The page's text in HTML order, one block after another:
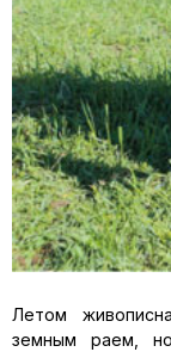
Летом
земным раем,